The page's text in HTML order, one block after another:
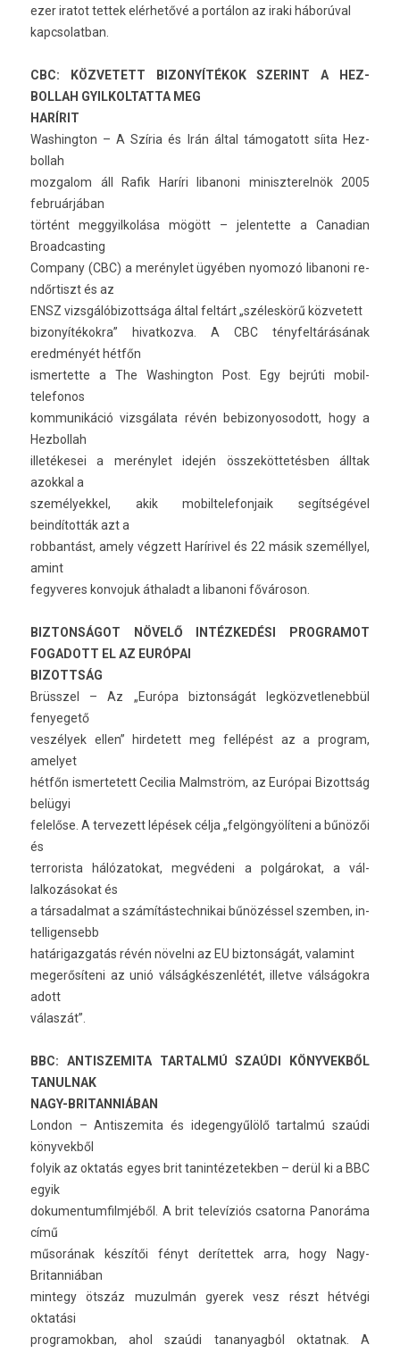
ezer ir­atot tet­tek elérhetővé a portálon az iraki háborúval
kapcsolat­ban.
CBC: KÖZ­VETETT BI­ZONYÍTÉKOK SZERINT A HEZ­
BOLLAH GYIL­KOLTAT­TA MEG
HARÍRIT
Was­hington – A Szíria és Irán által támogatott síita Hez­
bollah
moz­galom áll Rafik Haríri li­banoni miniszterel­nök 2005
februárjában
történt meg­gyil­kolása mögött – jelen­tette a Canadian
Broad­cast­ing
Com­pany (CBC) a merénylet ügyében nyomozó li­banoni re­
ndőr­tiszt és az
ENSZ vizsgálóbizottsága által feltárt „széleskörű köz­vetett
bi­zonyítékok­ra” hivat­kozva. A CBC tényfel­tárásának
eredményét hétfőn
is­mertet­te a The Was­hington Post. Egy bejrúti mobil­
telefonos
kom­munikáció vizsgálata révén be­bizonyosodott, hogy a
Hez­bollah
illetékesei a merénylet idején összeköttetésben álltak
azokk­al a
személyek­kel, akik mobil­telefon­jaik segítségével
beindították azt a
rob­bantást, amely végzett Harírivel és 22 másik személlyel,
amint
fegyveres kon­vojuk áthaladt a li­banoni fővároson.
BI­ZTON­SÁGOT NÖVELŐ INTÉZKEDÉSI PRO­GRAMOT
FOGADOTT EL AZ EURÓPAI
BI­ZOTTSÁG
Brüsszel – Az „Európa bi­zton­ságát leg­közvet­leneb­bül
fenyegető
veszélyek ellen” hir­detett meg fellépést az a pro­gram,
amelyet
hétfőn is­mertetett Cecilia Mal­mström, az Európai Bi­zottság
belügyi
felelőse. A ter­vezett lépések célja „felgöngyölíteni a bűnözői
és
ter­roris­ta hálózatokat, megvédeni a polgárokat, a vál­
lalkozásokat és
a tár­sadal­mat a számítás­technikai bűnözéssel szemb­en, in­
tel­ligen­sebb
határigaz­gatás révén növelni az EU bi­zton­ságát, valamint
megerősíteni az unió válságkészenlétét, il­let­ve válságokra
adott
válaszát”.
BBC: ANTI­SZEMITA TAR­TALMÚ SZAÚDI KÖNYVEK­BŐL
TANUL­NAK
NAGY-BRITANNIÁBAN
Lon­don – Anti­szemita és idegen­gyűlölő tar­talmú szaúdi
könyvek­ből
folyik az oktatás egyes brit tanin­tézetekb­en – derül ki a BBC
egyik
dokumen­tumfilmjéből. A brit televíziós csator­na Panoráma
című
műsorának készítői fényt de­rítet­tek arra, hogy Nagy-
Britanniában
min­tegy ötszáz muzul­mán gyerek vesz részt hétvégi
oktatási
pro­gramok­ban, ahol szaúdi tananyag­ból ok­tatnak. A